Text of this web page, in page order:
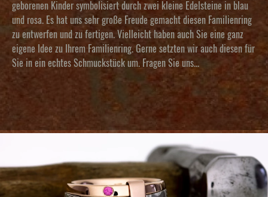
geborenen Kinder symbolisiert durch zwei kleine Edelsteine in blau
und rosa. Es hat uns sehr große Freude gemacht diesen Familienring
zu entwerfen und zu fertigen. Vielleicht haben auch Sie eine ganz
eigene Idee zu Ihrem Familienring. Gerne setzten wir auch diesen für
Sie in ein echtes Schmuckstück um. Fragen Sie uns...